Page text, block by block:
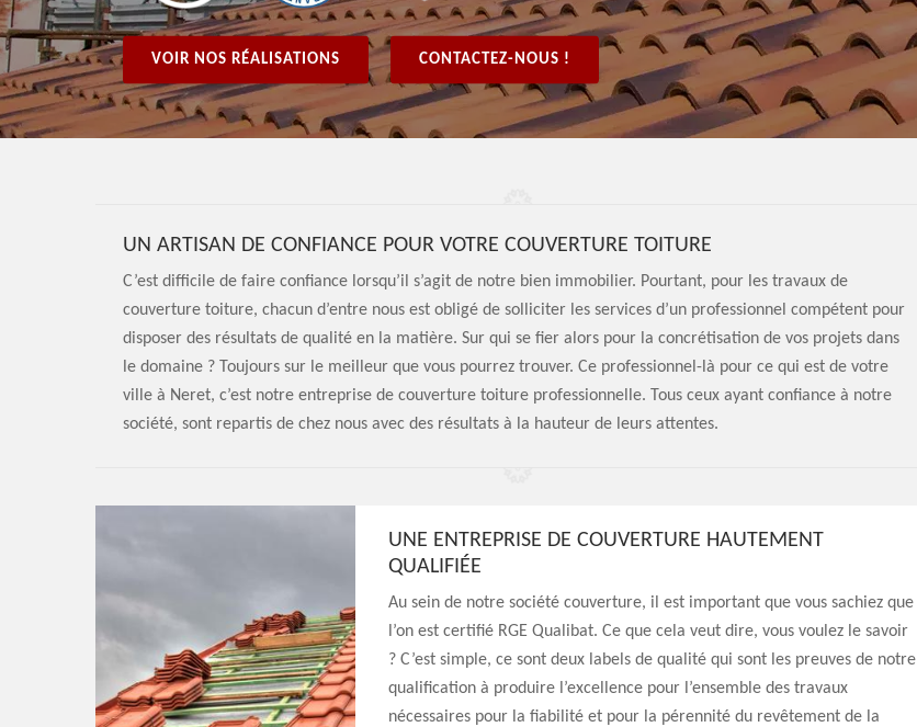
VOIR NOS RÉALISATIONS CONTACTEZ-NOUS !
UN ARTISAN DE CONFIANCE POUR VOTRE COUVERTURE TOITURE
C’est difficile de faire confiance lorsqu’il s’agit de notre bien immobilier. Pourtant, pour les travaux de
couverture toiture, chacun d’entre nous est obligé de solliciter les services d’un professionnel compétent pour
disposer des résultats de qualité en la matière. Sur qui se fier alors pour la concrétisation de vos projets dans
le domaine ? Toujours sur le meilleur que vous pourrez trouver. Ce professionnel-là pour ce qui est de votre
ville à Neret, c’est notre entreprise de couverture toiture professionnelle. Tous ceux ayant confiance à notre
société, sont repartis de chez nous avec des résultats à la hauteur de leurs attentes.
UNE ENTREPRISE DE COUVERTURE HAUTEMENT
QUALIFIÉE
Au sein de notre société couverture, il est important que vous sachiez que
l’on est certifié RGE Qualibat. Ce que cela veut dire, vous voulez le savoir
? C’est simple, ce sont deux labels de qualité qui sont les preuves de notre
qualification à produire l’excellence pour l’ensemble des travaux
nécessaires pour la fiabilité et pour la pérennité du revêtement de la